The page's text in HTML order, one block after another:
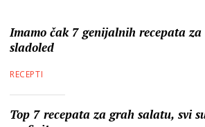
Imamo čak 7 genijalnih recepata za
sladoled
RECEPTI
Top 7 recepata za grah salatu, svi